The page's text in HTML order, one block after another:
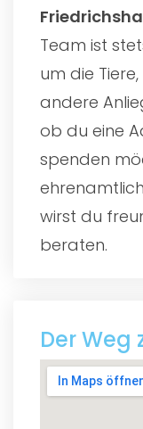
Team ist
um die
andere
ob du eine
spenden
wirst du
beraten.
Der Weg